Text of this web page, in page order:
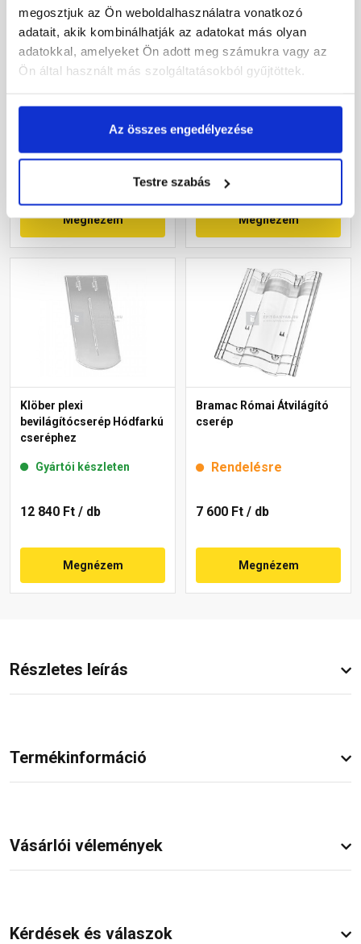
megosztjuk az Ön weboldalhasználatra vonatkozó
adatait, akik kombinálhatják az adatokat más olyan
adatokkal, amelyeket Ön adott meg számukra vagy az
Ön által használt más szolgáltatásokból gyűjtöttek.
Az összes engedélyezése
Testre szabás
Klöber plexi
bevilágítócserép Hornyolt
Gyártói készleten
8 070 Ft/ db
Megnézem
Klöber plexi
bevilágítócserép
Gyártói készleten
11 385 Ft/ db
Megnézem
Klöber plexi
bevilágítócserép Hódfarkú
cseréphez
Gyártói készleten
12 840 Ft / db
Megnézem
Bramac Római Átvilágító
cserép
Rendelésre
7 600 Ft / db
Megnézem
Részletes leírás
Termékinformáció
Vásárlói vélemények
Kérdések és válaszok